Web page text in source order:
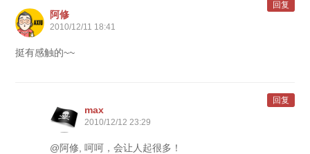
阿修
2010/12/11 18:41
挺有感触的~~
回复
max
2010/12/12 23:29
@阿修, 呵呵，会让人起很多！
回复